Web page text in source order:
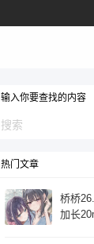
输入你要查找的内容
热门文章
桥桥
加长